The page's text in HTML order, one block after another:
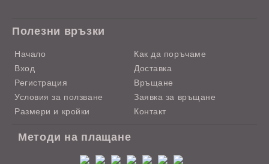
Полезни връзки
Начало
Вход
Регистрация
Условия за ползване
Размери и кройки
Как да поръчаме
Доставка
Връщане
Заявка за връщане
Контакт
Методи на плащане